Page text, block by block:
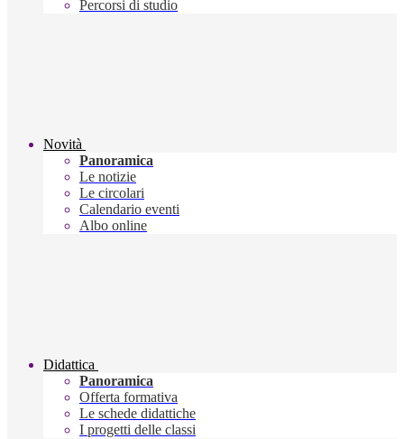
Percorsi di studio
Novità
Panoramica
Le notizie
Le circolari
Calendario eventi
Albo online
Didattica
Panoramica
Offerta formativa
Le schede didattiche
I progetti delle classi